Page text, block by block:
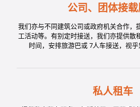
公司、团体接
我们亦与不同建筑公司或政府机关合作，
工活动等。有别定时接送，我们亦提供散
时间，安排旅游巴或 7人车接送，视乎
私人租车